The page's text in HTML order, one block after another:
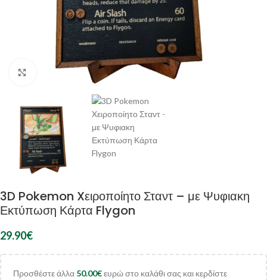
Κλικ για μεγέθυνση
3D Pokemon Xειροποίητο Σταντ – με Ψυφιακη
Εκτύπωση Κάρτα Flygon
29.90€
Προσθέστε άλλα 50.00€ευρώ στο καλάθι σας και κερδίστε